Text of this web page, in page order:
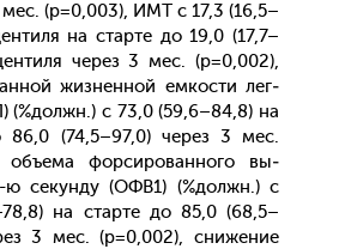
мес. (р=0,003), ИМТ с 17,3 (16,5–
на стар­те до 19,0 (17,7–
че­рез 3 мес. (р=0,002),
жиз­ненной ем­кости лег­
(%должн.) с 73,0 (59,6–84,8) на
86,0 (74,5–97,0) че­рез 3 мес.
объ­ема фор­си­рован­но­го вы­
ю се­кун­ду (ОФВ1) (%должн.) с
на стар­те до 85,0 (68,5–
3 мес. (р=0,002), сни­жение